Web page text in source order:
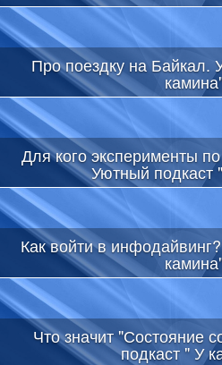
Про поездку на Байкал.
Для кого эксперименты
Уютный подкаст
Как войти в
Что значит "Состояние
подкаст " У